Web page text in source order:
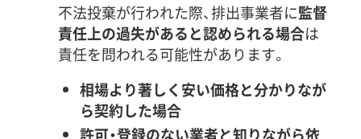
不法投棄が行われた際、排出事業者に監督
責任上の過失があると認められる場合は
責任を問われる可能性があります。
相場より著しく安い価格と分かりなが
ら契約した場合